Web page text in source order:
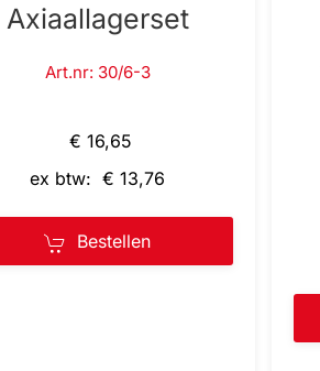
Axiaallagerset
Art.nr: 30/6-3
€ 16,65
ex btw: € 13,76
Bestellen